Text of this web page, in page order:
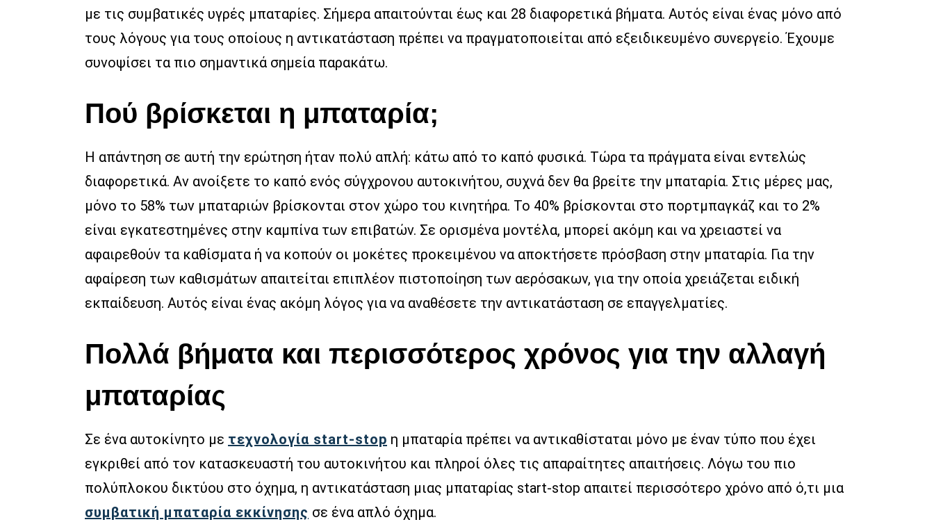
με τις συμβατικές υγρές μπαταρίες. Σήμερα απαιτούνται έως και 28 διαφορετικά βήματα. Αυτός είναι ένας μόνο από
τους λόγους για τους οποίους η αντικατάσταση πρέπει να πραγματοποιείται από εξειδικευμένο συνεργείο. Έχουμε
συνοψίσει τα πιο σημαντικά σημεία παρακάτω.
Πού βρίσκεται η μπαταρία;
Η απάντηση σε αυτή την ερώτηση ήταν πολύ απλή: κάτω από το καπό φυσικά. Τώρα τα πράγματα είναι εντελώς
διαφορετικά. Αν ανοίξετε το καπό ενός σύγχρονου αυτοκινήτου, συχνά δεν θα βρείτε την μπαταρία. Στις μέρες μας,
μόνο το 58% των μπαταριών βρίσκονται στον χώρο του κινητήρα. Το 40% βρίσκονται στο πορτμπαγκάζ και το 2%
είναι εγκατεστημένες στην καμπίνα των επιβατών. Σε ορισμένα μοντέλα, μπορεί ακόμη και να χρειαστεί να
αφαιρεθούν τα καθίσματα ή να κοπούν οι μοκέτες προκειμένου να αποκτήσετε πρόσβαση στην μπαταρία. Για την
αφαίρεση των καθισμάτων απαιτείται επιπλέον πιστοποίηση των αερόσακων, για την οποία χρειάζεται ειδική
εκπαίδευση. Αυτός είναι ένας ακόμη λόγος για να αναθέσετε την αντικατάσταση σε επαγγελματίες.
Πολλά βήματα και περισσότερος χρόνος για την αλλαγή
μπαταρίας
Σε ένα αυτοκίνητο με τεχνολογία start-stop η μπαταρία πρέπει να αντικαθίσταται μόνο με έναν τύπο που έχει
εγκριθεί από τον κατασκευαστή του αυτοκινήτου και πληροί όλες τις απαραίτητες απαιτήσεις. Λόγω του πιο
πολύπλοκου δικτύου στο όχημα, η αντικατάσταση μιας μπαταρίας start-stop απαιτεί περισσότερο χρόνο από ό,τι μια
συμβατική μπαταρία εκκίνησης σε ένα απλό όχημα.